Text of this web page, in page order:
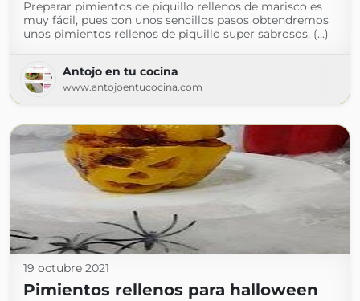
Preparar pimientos de piquillo rellenos de marisco es
muy fácil, pues con unos sencillos pasos obtendremos
unos pimientos rellenos de piquillo super sabrosos, (...)
Antojo en tu cocina
www.antojoentucocina.com
19 octubre 2021
Pimientos rellenos para halloween